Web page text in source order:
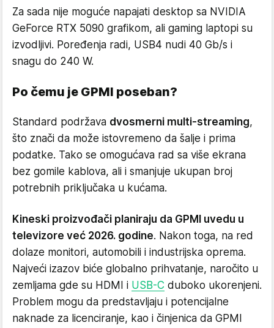
Za sada nije moguće napajati desktop sa NVIDIA
GeForce RTX 5090 grafikom, ali gaming laptopi su
izvodljivi. Poređenja radi, USB4 nudi 40 Gb/s i
snagu do 240 W.
Po čemu je GPMI poseban?
Standard podržava dvosmerni multi-streaming,
što znači da može istovremeno da šalje i prima
podatke. Tako se omogućava rad sa više ekrana
bez gomile kablova, ali i smanjuje ukupan broj
potrebnih priključaka u kućama.
Kineski proizvođači planiraju da GPMI uvedu u
televizore već 2026. godine. Nakon toga, na red
dolaze monitori, automobili i industrijska oprema.
Najveći izazov biće globalno prihvatanje, naročito u
zemljama gde su HDMI i USB-C duboko ukorenjeni.
Problem mogu da predstavljaju i potencijalne
naknade za licenciranje, kao i činjenica da GPMI